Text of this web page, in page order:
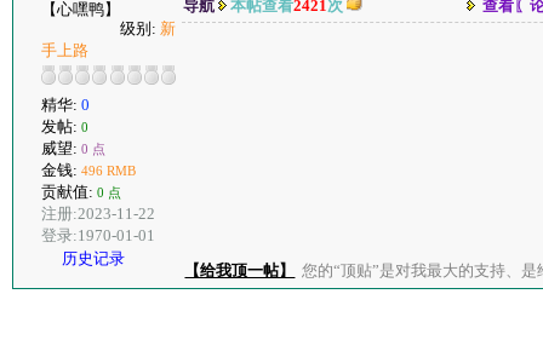
【心嘿鸭】
级别: 新
手上路
精华: 0
发帖: 0
威望: 0 点
金钱: 496 RMB
贡献值: 0 点
注册:2023-11-22
登录:1970-01-01
历史记录
导航 本帖查看2421次 查看〖
【给我顶一帖】 您的“顶贴”是对我最大的支持、